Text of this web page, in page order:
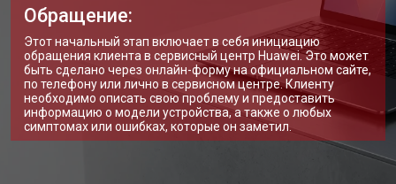
Замена микрофона от 2600 ₽ Заказать
Замена оперативной памяти от 1100 ₽ Заказать
Прошивка BIOS ноутбука Huawei от 1500 ₽ Заказать
Замена северного моста от 3500 ₽ Заказать
Обращение:
Этот начальный этап включает в себя инициацию
обращения клиента в сервисный центр Huawei. Это может
быть сделано через онлайн-форму на официальном сайте,
по телефону или лично в сервисном центре. Клиенту
необходимо описать свою проблему и предоставить
информацию о модели устройства, а также о любых
симптомах или ошибках, которые он заметил.